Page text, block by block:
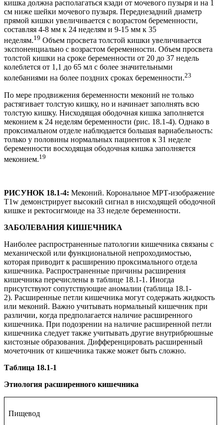
кишка должна располагаться кзади от мочевого пузыря и на 1
см ниже шейки мочевого пузыря. Переднезадний диаметр
прямой кишки увеличивается с возрастом беременности,
составляя 4-8 мм к 24 неделям и 9-15 мм к 35
неделям.19 Объем просвета толстой кишки увеличивается
экспоненциально с возрастом беременности. Объем просвета
толстой кишки на сроке беременности от 20 до 37 недель
колеблется от 1,1 до 65 мл с более значительными
колебаниями на более поздних сроках беременности.23
По мере продвижения беременности меконий не только
растягивает толстую кишку, но и начинает заполнять всю
толстую кишку. Нисходящая ободочная кишка заполняется
меконием к 24 неделям беременности (рис. 18.1-4). Однако в
проксимальном отделе наблюдается большая вариабельность:
только у половины нормальных пациентов к 31 неделе
беременности восходящая ободочная кишка заполняется
меконием.19
РИСУНОК 18.1-4: Меконий. Корональное МРТ-изображение
T1w демонстрирует высокий сигнал в нисходящей ободочной
кишке и ректосигмоиде на 33 неделе беременности.
ЗАБОЛЕВАНИЯ КИШЕЧНИКА
Наиболее распространенные патологии кишечника связаны с
механической или функциональной непроходимостью,
которая приводит к расширению проксимального отдела
кишечника. Распространенные причины расширения
кишечника перечислены в таблице 18.1-1. Иногда
присутствуют сопутствующие аномалии (таблица 18.1-
2). Расширенные петли кишечника могут содержать жидкость
или меконий. Важно учитывать нормальный кишечник при
различии, когда предполагается наличие расширенного
кишечника. При подозрении на наличие расширенной петли
кишечника следует также учитывать другие внутрибрюшные
кистозные образования. Дифференцировать расширенный
мочеточник от кишечника также может быть сложно.
Таблица 18.1-1
Этиология расширенного кишечника
Пищевод